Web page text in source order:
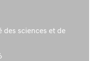
des sciences et de